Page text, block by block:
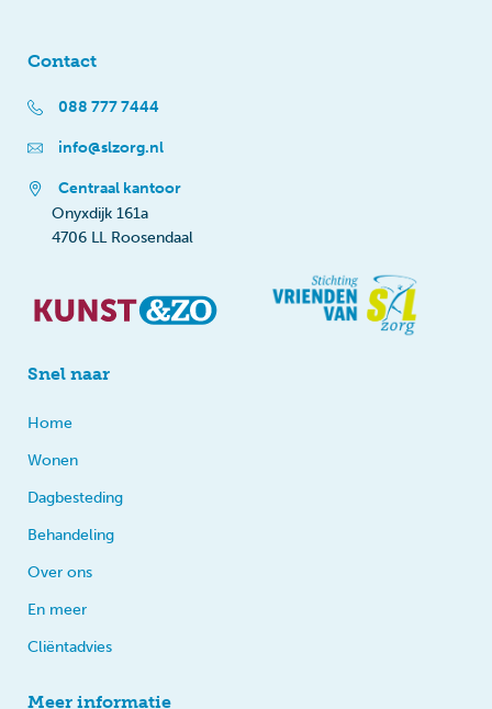
Contact
088 777 7444
info@slzorg.nl
Centraal kantoor
Onyxdijk 161a
4706 LL Roosendaal
Snel naar
Home
Wonen
Dagbesteding
Behandeling
Over ons
En meer
Cliëntadvies
Meer informatie